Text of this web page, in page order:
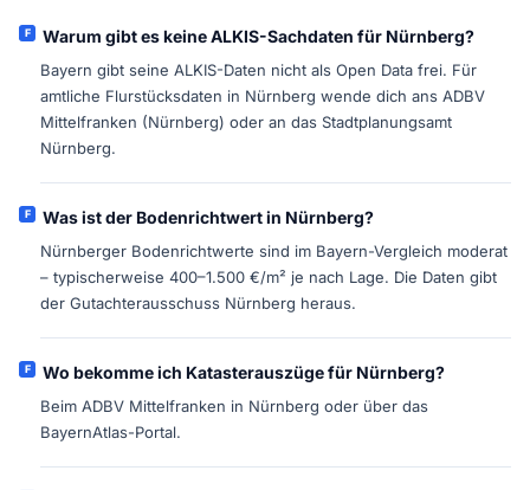
Warum gibt es keine ALKIS-Sachdaten für Nürnberg?
Bayern gibt seine ALKIS-Daten nicht als Open Data frei. Für
amtliche Flurstücksdaten in Nürnberg wende dich ans ADBV
Mittelfranken (Nürnberg) oder an das Stadtplanungsamt
Nürnberg.
Was ist der Bodenrichtwert in Nürnberg?
Nürnberger Bodenrichtwerte sind im Bayern-Vergleich moderat
– typischerweise 400–1.500 €/m² je nach Lage. Die Daten gibt
der Gutachterausschuss Nürnberg heraus.
Wo bekomme ich Katasterauszüge für Nürnberg?
Beim ADBV Mittelfranken in Nürnberg oder über das
BayernAtlas-Portal.